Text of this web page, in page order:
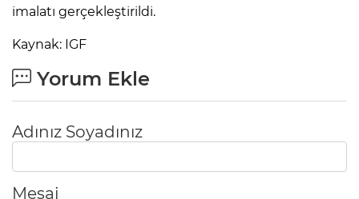
imalatı gerçekleştirildi.
Kaynak: IGF
Yorum Ekle
Adınız Soyadınız
Mesaj